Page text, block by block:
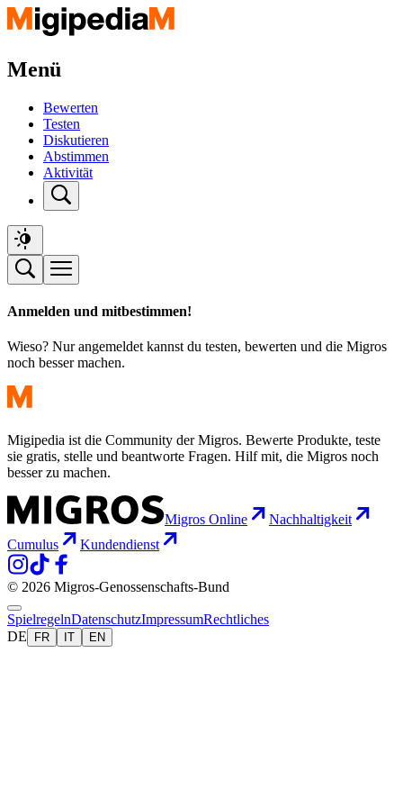
Menü
Bewerten
Testen
Diskutieren
Abstimmen
Aktivität
Anmelden und mitbestimmen!
Wieso? Nur angemeldet kannst du testen, bewerten und die Migros
noch besser machen.
Migipedia ist die Community der Migros. Bewerte Produkte, teste
sie gratis, stelle und beantworte Fragen. Hilf mit, die Migros noch
besser zu machen.
Migros Online
Nachhaltigkeit
Cumulus
Kundendienst
© 2026 Migros-Genossenschafts-Bund
SpielregelnDatenschutzImpressumRechtliches
DE
FR IT EN